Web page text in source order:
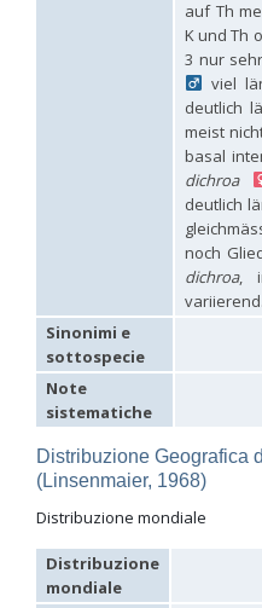
Abeille, 1879
Móczár, 1964
Perraudin, 1978
Linsenmaier, 1959
Linsenmaier, 1959
Hedychridium incrassatum mavromoustakisi
Abeille, 1879
Trautmann,
Linsenmaier, 1987
Linsenmaier,
Balthasar, 1952
Linsenmaier, 1959
Móczár, 1964
Hedychridium jucundumMocsáry, 1889
Hedychridium krajnikiBalthasar, 1946
Hedychridium lampasChrist, 1790
Hedychridium lampas austeritatum
Hedychridium lampas cypriacum
Hedychridium maculisternum
Hedychridium maculiventreLinsenmaier,
Linsenmaier, 1951
Hedychridium mediocrum Linsenmaier, 1987
Hedychridium minutissimum Mercet, 1915
Hedychridium moricei
Hedychridium mosadunense
auf Th
K und Th
3 nur
viel
deutlich
meist
basal
dichroa
deutlich
noch
dichroa,
variierend.
Sinonimi e
sottospecie
Note
sistematiche
Distribuzione Geografica
(Linsenmaier, 1968)
Distribuzione mondiale
Distribuzione
mondiale